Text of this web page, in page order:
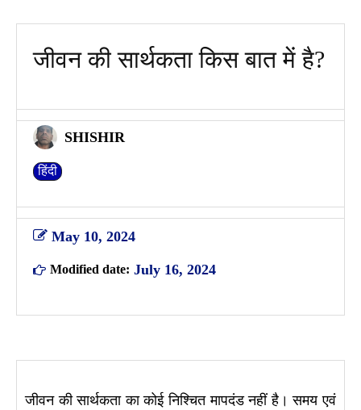
जीवन की सार्थकता किस बात में है​?
SHISHIR
हिंदी
May 10, 2024
Modified date: July 16, 2024
जीवन की सार्थकता का कोई निश्चित मापदंड नहीं है। समय एवं